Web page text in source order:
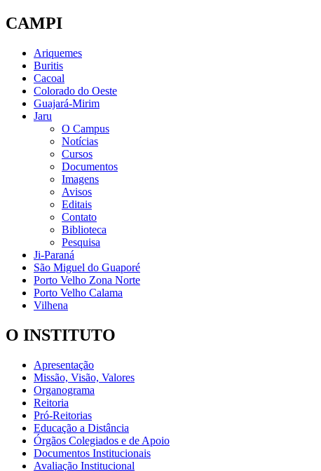
CAMPI
Ariquemes
Buritis
Cacoal
Colorado do Oeste
Guajará-Mirim
Jaru
O Campus
Notícias
Cursos
Documentos
Imagens
Avisos
Editais
Contato
Biblioteca
Pesquisa
Ji-Paraná
São Miguel do Guaporé
Porto Velho Zona Norte
Porto Velho Calama
Vilhena
O INSTITUTO
Apresentação
Missão, Visão, Valores
Organograma
Reitoria
Pró-Reitorias
Educação a Distância
Órgãos Colegiados e de Apoio
Documentos Institucionais
Avaliação Institucional